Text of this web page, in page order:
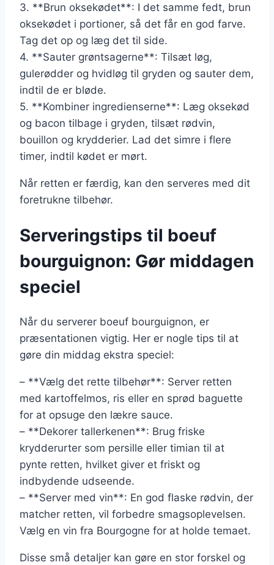
3. **Brun oksekødet**: I det samme fedt, brun
oksekødet i portioner, så det får en god farve.
Tag det op og læg det til side.
4. **Sauter grøntsagerne**: Tilsæt løg,
gulerødder og hvidløg til gryden og sauter dem,
indtil de er bløde.
5. **Kombiner ingredienserne**: Læg oksekød
og bacon tilbage i gryden, tilsæt rødvin,
bouillon og krydderier. Lad det simre i flere
timer, indtil kødet er mørt.
Når retten er færdig, kan den serveres med dit
foretrukne tilbehør.
Serveringstips til boeuf
bourguignon: Gør middagen
speciel
Når du serverer boeuf bourguignon, er
præsentationen vigtig. Her er nogle tips til at
gøre din middag ekstra speciel:
– **Vælg det rette tilbehør**: Server retten
med kartoffelmos, ris eller en sprød baguette
for at opsuge den lækre sauce.
– **Dekorer tallerkenen**: Brug friske
krydderurter som persille eller timian til at
pynte retten, hvilket giver et friskt og
indbydende udseende.
– **Server med vin**: En god flaske rødvin, der
matcher retten, vil forbedre smagsoplevelsen.
Vælg en vin fra Bourgogne for at holde temaet.
Disse små detaljer kan gøre en stor forskel og